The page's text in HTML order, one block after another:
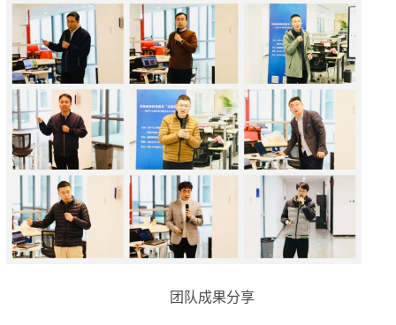
团队成果分享